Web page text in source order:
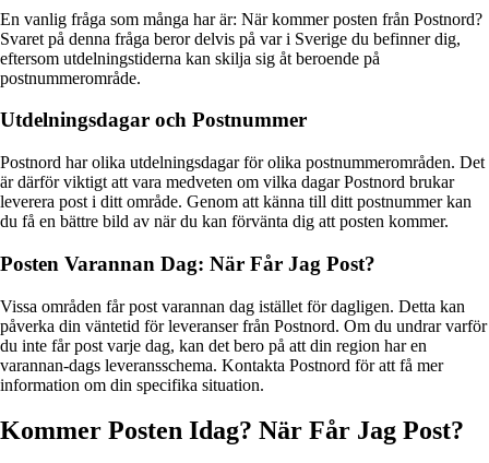
En vanlig fråga som många har är: När kommer posten från Postnord?
Svaret på denna fråga beror delvis på var i Sverige du befinner dig,
eftersom utdelningstiderna kan skilja sig åt beroende på
postnummerområde.
Utdelningsdagar och Postnummer
Postnord har olika utdelningsdagar för olika postnummerområden. Det
är därför viktigt att vara medveten om vilka dagar Postnord brukar
leverera post i ditt område. Genom att känna till ditt postnummer kan
du få en bättre bild av när du kan förvänta dig att posten kommer.
Posten Varannan Dag: När Får Jag Post?
Vissa områden får post varannan dag istället för dagligen. Detta kan
påverka din väntetid för leveranser från Postnord. Om du undrar varför
du inte får post varje dag, kan det bero på att din region har en
varannan-dags leveransschema. Kontakta Postnord för att få mer
information om din specifika situation.
Kommer Posten Idag? När Får Jag Post?